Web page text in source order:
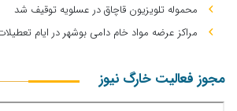
محموله تلویزیون قاچاق در عسلویه توقیف شد
مراکز عرضه مواد خام دامی بوشهر در ایام
مجوز فعالیت خارگ نیوز